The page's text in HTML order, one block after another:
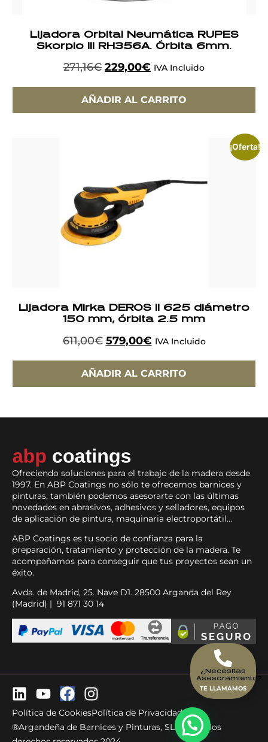
¿Necesitas
Asesoramiento?
TE LLAMAMOS
Lijadora Orbital Neumática RUPES
Skorpio III RH356A. Órbita 6mm.
271,16€ 229,00€ IVA Incluido
AÑADIR AL CARRITO
¡Oferta!
Lijadora Mirka DEROS II 625 diámetro
150 mm, órbita 2.5 mm
611,00€ 579,00€ IVA Incluido
AÑADIR AL CARRITO
Ofreciendo soluciones para el trabajo de la madera desde
1997. En ABP Coatings no sólo te ofrecemos barnices y
pinturas, también podemos asesorarte con las últimas
novedades en abrasivos, adhesivos y selladores, equipos
de aplicación de pintura, maquinaria electroportátil…
ABP Coatings es tu socio de confianza para la
preparación, tratamiento y protección de la madera. Te
acompañamos para conseguir que tus proyectos sean un
éxito.
Avda. de Madrid, 25. Nave D1. 28500 Arganda del Rey
(Madrid) | 91 871 30 14
®Argandeña de Barnices y Pinturas, SL - Todos los
Política de CookiesPolítica de Privacidad